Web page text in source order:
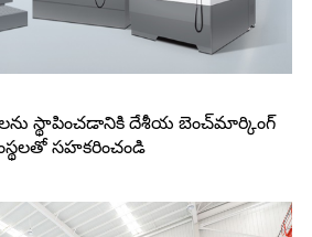
స్థాపించడానికి దేశీయ బెంచ్‌మార్కింగ్
సహకరించండి